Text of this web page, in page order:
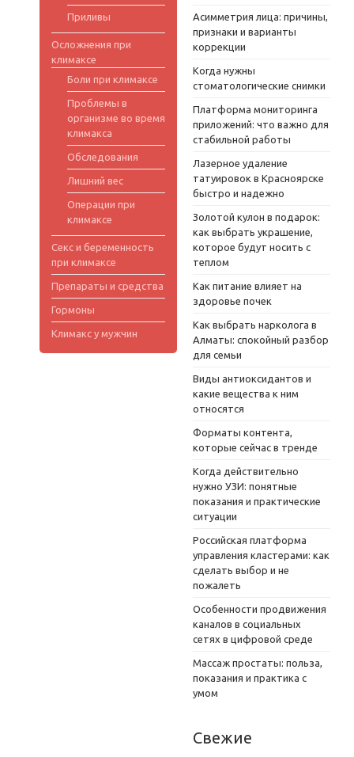
Приливы
Осложнения при
климаксе
Боли при климаксе
Проблемы в
организме во время
климакса
Обследования
Лишний вес
Операции при
климаксе
Секс и беременность
при климаксе
Препараты и средства
Гормоны
Климакс у мужчин
Асимметрия лица: причины,
признаки и варианты
коррекции
Когда нужны
стоматологические снимки
Платформа мониторинга
приложений: что важно для
стабильной работы
Лазерное удаление
татуировок в Красноярске
быстро и надежно
Золотой кулон в подарок:
как выбрать украшение,
которое будут носить с
теплом
Как питание влияет на
здоровье почек
Как выбрать нарколога в
Алматы: спокойный разбор
для семьи
Виды антиоксидантов и
какие вещества к ним
относятся
Форматы контента,
которые сейчас в тренде
Когда действительно
нужно УЗИ: понятные
показания и практические
ситуации
Российская платформа
управления кластерами: как
сделать выбор и не
пожалеть
Особенности продвижения
каналов в социальных
сетях в цифровой среде
Массаж простаты: польза,
показания и практика с
умом
Свежие